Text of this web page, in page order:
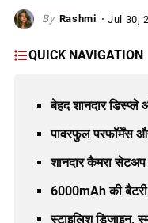
Rashmi Jul 30,
QUICK NAVIGATION
बेहद शानदार डिस्प्ले
पावरफुल परफॉर्मेंस
शानदार कैमरा सेटअप
6000mAh की बैटरी
स्टाइलिश डिजाइन,